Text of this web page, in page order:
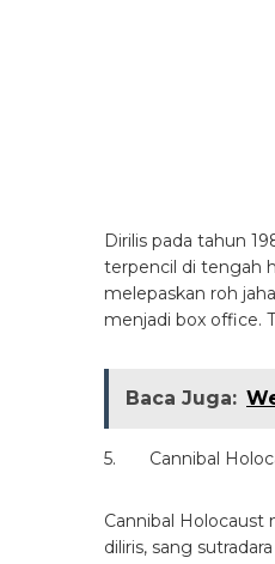
bernama
bertahan hidup
Suicide Club yang
yang bergenre
dunia untuk
menabrakan
sana.